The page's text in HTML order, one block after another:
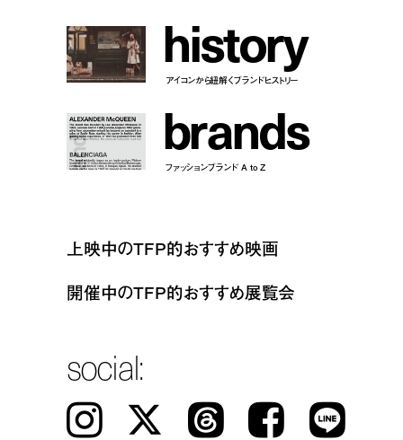
history
アイコンから紐解くブランドヒストリー
brands
ファッションブランド A to Z
上映中のTFP的おすすめ映画
開催中のTFP的おすすめ展覧会
social:
Instagram 𝕏 Threads Facebook LINE